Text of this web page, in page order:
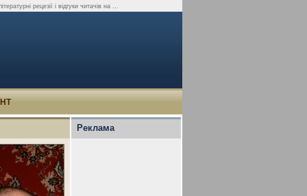
рецезії і відгуки читачів на ...
Реклама